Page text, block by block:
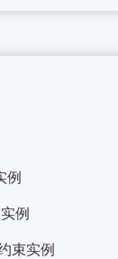
例
例
束实例